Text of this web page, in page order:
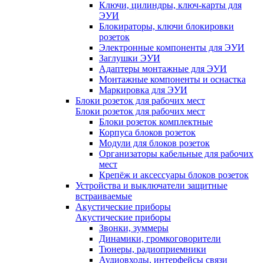
Ключи, цилиндры, ключ-карты для
ЭУИ
Блокираторы, ключи блокировки
розеток
Электронные компоненты для ЭУИ
Заглушки ЭУИ
Адаптеры монтажные для ЭУИ
Монтажные компоненты и оснастка
Маркировка для ЭУИ
Блоки розеток для рабочих мест
Блоки розеток для рабочих мест
Блоки розеток комплектные
Корпуса блоков розеток
Модули для блоков розеток
Организаторы кабельные для рабочих
мест
Крепёж и аксессуары блоков розеток
Устройства и выключатели защитные
встраиваемые
Акустические приборы
Акустические приборы
Звонки, зуммеры
Динамики, громкоговорители
Тюнеры, радиоприемники
Аудиовходы, интерфейсы связи